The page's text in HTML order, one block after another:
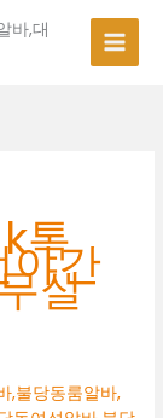
바,대
톡간
실